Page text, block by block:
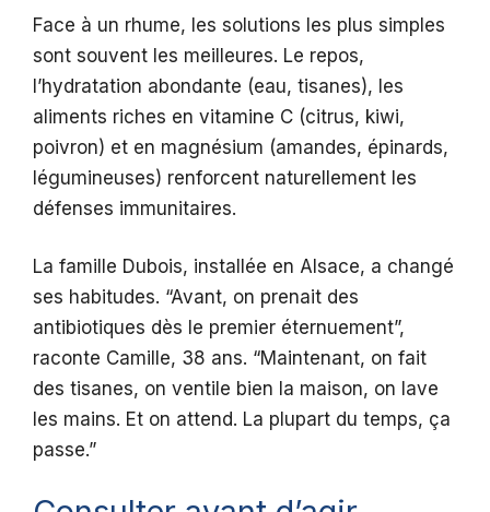
Face à un rhume, les solutions les plus simples
sont souvent les meilleures. Le repos,
l’hydratation abondante (eau, tisanes), les
aliments riches en vitamine C (citrus, kiwi,
poivron) et en magnésium (amandes, épinards,
légumineuses) renforcent naturellement les
défenses immunitaires.
La famille Dubois, installée en Alsace, a changé
ses habitudes. “Avant, on prenait des
antibiotiques dès le premier éternuement”,
raconte Camille, 38 ans. “Maintenant, on fait
des tisanes, on ventile bien la maison, on lave
les mains. Et on attend. La plupart du temps, ça
passe.”